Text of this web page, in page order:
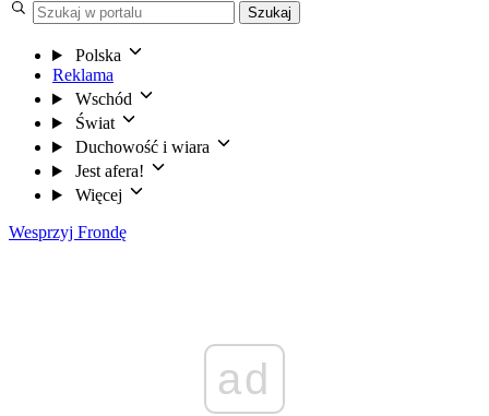
Szukaj
Polska
Reklama
Wschód
Świat
Duchowość i wiara
Jest afera!
Więcej
Wesprzyj Frondę
ad